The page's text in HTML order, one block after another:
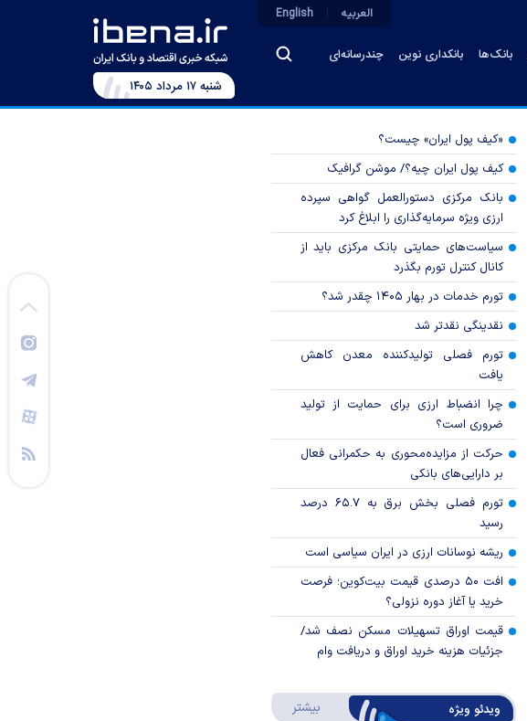
بانک‌ها بانکداری نوین چندرسانه‌ای
العربیه English
شنبه ۱۷ مرداد ۱۴۰۵
«کیف پول ایران» چیست؟
کیف پول ایران چیه؟/ موشن گرافیک
بانک مرکزی دستورالعمل گواهی سپرده
ارزی ویژه سرمایه‌گذاری را ابلاغ کرد
سیاست‌های حمایتی بانک مرکزی باید از
کانال کنترل تورم بگذرد
تورم خدمات در بهار ۱۴۰۵ چقدر شد؟
نقدینگی نقدتر شد
تورم فصلی تولیدکننده معدن کاهش
یافت
چرا انضباط ارزی برای حمایت از تولید
ضروری است؟
حرکت از مزایده‌محوری به حکمرانی فعال
بر دارایی‌های بانکی
تورم فصلی بخش برق به ۶۵.۷ درصد
رسید
ریشه نوسانات ارزی در ایران سیاسی است
افت ۵۰ درصدی قیمت بیت‌کوین؛ فرصت
خرید یا آغاز دوره نزولی؟
قیمت اوراق تسهیلات مسکن نصف شد/
جزئیات هزینه خرید اوراق و دریافت وام
ویدئو ویژه بیشتر درباره ویدئو ویژه